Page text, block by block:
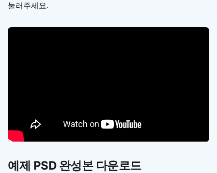
눌러주세요.
예제 PSD 완성본 다운로드